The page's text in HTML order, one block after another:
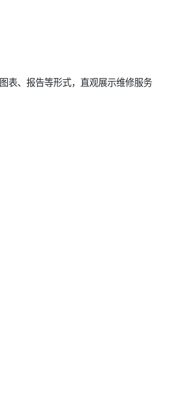
表、报告等形式，直观展示维修服务